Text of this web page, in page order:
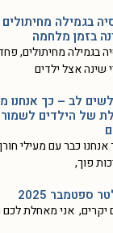
בגמילה מחיתולים
בזמן מלחמה
בגמילה מחיתולים,
שינה אצל ילדים
לב – כך אנחנו
של הילדים
אנחנו כבר עם מעילי
פוך,
ספטמבר 2025
יקרים, אני מאחלת לכם